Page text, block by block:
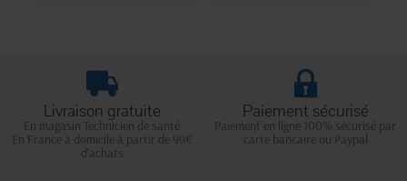
Livraison gratuite
En magasin Technicien de santé
En France à domicile à partir de 99€
d'achats
Paiement sécurisé
Paiement en ligne 100% sécurisé par
carte bancaire ou Paypal